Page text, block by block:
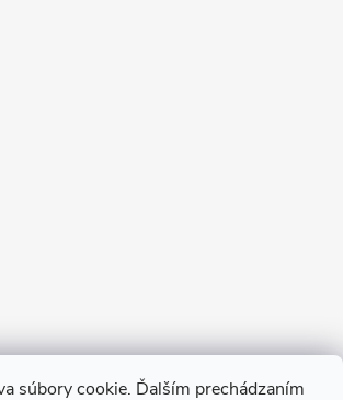
súbory cookie. Ďalším prechádzaním
na Instagrame